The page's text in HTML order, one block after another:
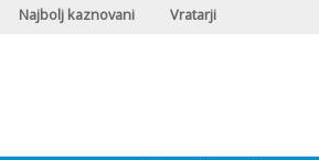
Najbolj kaznovani Vratarji